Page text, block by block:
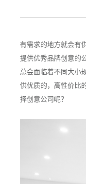
有需求的地方就会有
提供优秀品牌创意的
总会面临着不同大小
供优质的，高性价比
择创意公司呢？